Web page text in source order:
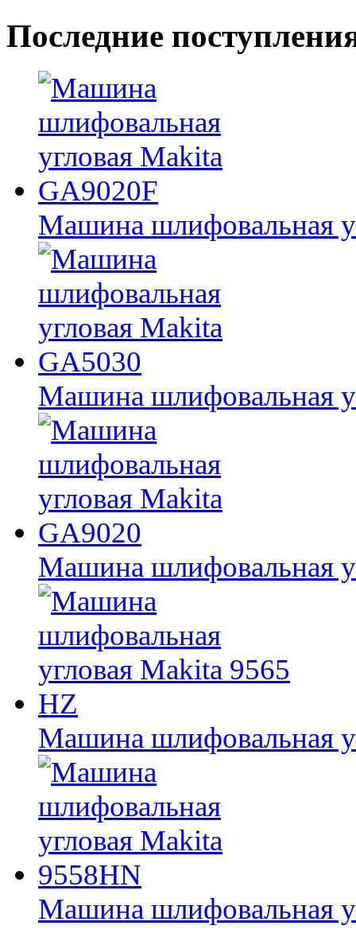
Последние
Машина шлифовальная
Машина шлифовальная
Машина шлифовальная
Машина шлифовальная
Машина шлифовальная